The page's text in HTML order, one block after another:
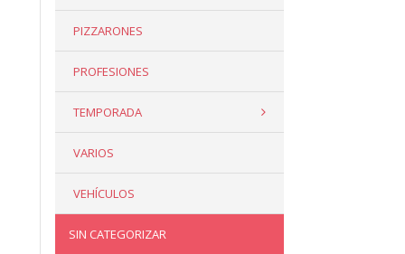
PIZZARONES
PROFESIONES
TEMPORADA
VARIOS
VEHÍCULOS
SIN CATEGORIZAR